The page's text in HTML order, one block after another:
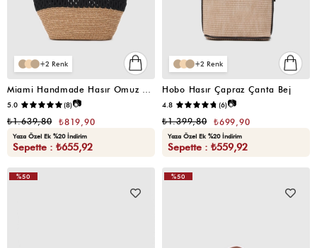
2
5.0 (8)📷
₺819,90
₺1.639,80
Yaza Özel Ek %20 İndirim
Sepette : ₺655,92
2
Hobo Hasır Çapraz Çanta Bej
4.8 (6)📷
₺699,90
₺1.399,80
Yaza Özel Ek %20 İndirim
Sepette : ₺559,92
%50
%50